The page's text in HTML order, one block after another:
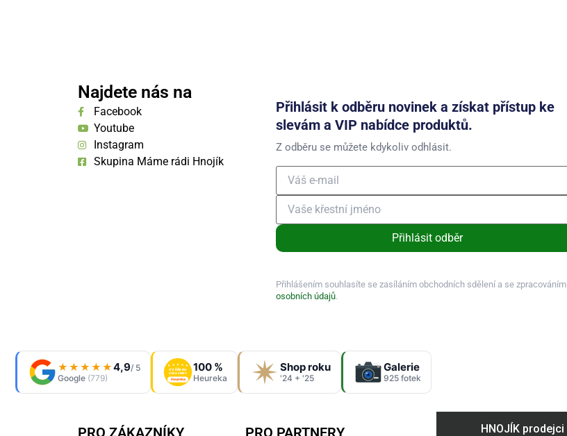
Najdete nás na
Facebook
Youtube
Instagram
Skupina Máme rádi Hnojík
Přihlásit k odběru novinek a získat přístup ke
slevám a VIP nabídce produktů.
Z odběru se můžete kdykoliv odhlásit.
Přihlásit odběr
Přihlášením souhlasíte se zasíláním obchodních sdělení a se zpracováním
osobních údajů.
★★★★★4,9/ 5
Google (779)
OVĚŘENO
ZÁKAZNÍKY
Heureka
100 %
Heureka
Shop roku
'24 + '25
Galerie
925 fotek
PRO ZÁKAZNÍKY PRO PARTNERY